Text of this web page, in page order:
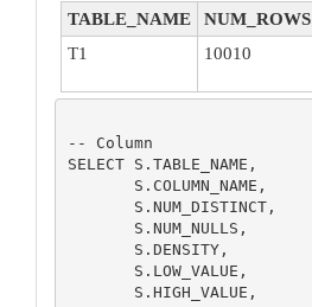
TABLE_NAME NUM_ROWS
T1
10010
-- Column
SELECT S.TABLE_NAME,